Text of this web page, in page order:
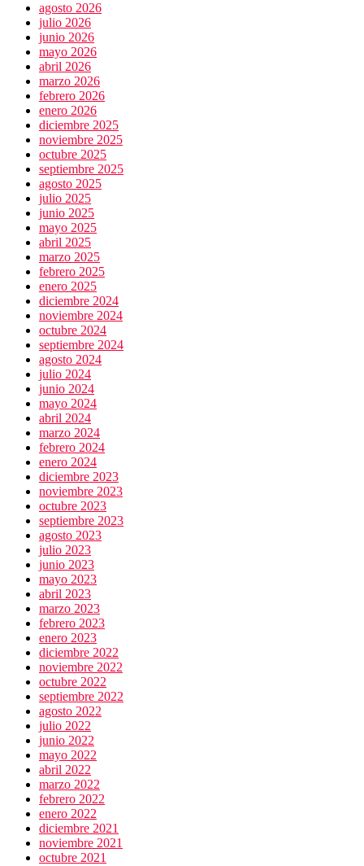
agosto 2026
julio 2026
junio 2026
mayo 2026
abril 2026
marzo 2026
febrero 2026
enero 2026
diciembre 2025
noviembre 2025
octubre 2025
septiembre 2025
agosto 2025
julio 2025
junio 2025
mayo 2025
abril 2025
marzo 2025
febrero 2025
enero 2025
diciembre 2024
noviembre 2024
octubre 2024
septiembre 2024
agosto 2024
julio 2024
junio 2024
mayo 2024
abril 2024
marzo 2024
febrero 2024
enero 2024
diciembre 2023
noviembre 2023
octubre 2023
septiembre 2023
agosto 2023
julio 2023
junio 2023
mayo 2023
abril 2023
marzo 2023
febrero 2023
enero 2023
diciembre 2022
noviembre 2022
octubre 2022
septiembre 2022
agosto 2022
julio 2022
junio 2022
mayo 2022
abril 2022
marzo 2022
febrero 2022
enero 2022
diciembre 2021
noviembre 2021
octubre 2021